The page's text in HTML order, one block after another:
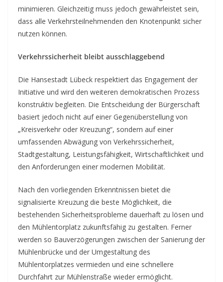
minimieren. Gleichzeitig muss jedoch gewährleistet sein,
dass alle Verkehrsteilnehmenden den Knotenpunkt sicher
nutzen können.
Verkehrssicherheit bleibt ausschlaggebend
Die Hansestadt Lübeck respektiert das Engagement der
Initiative und wird den weiteren demokratischen Prozess
konstruktiv begleiten. Die Entscheidung der Bürgerschaft
basiert jedoch nicht auf einer Gegenüberstellung von
„Kreisverkehr oder Kreuzung“, sondern auf einer
umfassenden Abwägung von Verkehrssicherheit,
Stadtgestaltung, Leistungsfähigkeit, Wirtschaftlichkeit und
den Anforderungen einer modernen Mobilität.
Nach den vorliegenden Erkenntnissen bietet die
signalisierte Kreuzung die beste Möglichkeit, die
bestehenden Sicherheitsprobleme dauerhaft zu lösen und
den Mühlentorplatz zukunftsfähig zu gestalten. Ferner
werden so Bauverzögerungen zwischen der Sanierung der
Mühlenbrücke und der Umgestaltung des
Mühlentorplatzes vermieden und eine schnellere
Durchfahrt zur Mühlenstraße wieder ermöglicht.